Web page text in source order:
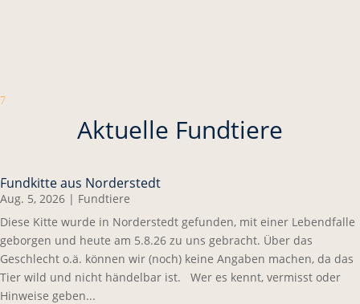
7
Aktuelle Fundtiere
Fundkitte aus Norderstedt
Aug. 5, 2026 | Fundtiere
Diese Kitte wurde in Norderstedt gefunden, mit einer Lebendfalle
geborgen und heute am 5.8.26 zu uns gebracht. Über das
Geschlecht o.ä. können wir (noch) keine Angaben machen, da das
Tier wild und nicht händelbar ist. Wer es kennt, vermisst oder
Hinweise geben...